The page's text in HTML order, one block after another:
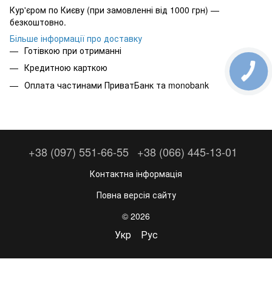
Кур'єром по Києву (при замовленні від 1000 грн) —
безкоштовно.
Більше інформації про доставку
Готівкою при отриманні
Кредитною карткою
Оплата частинами ПриватБанк та monobank
+38 (097) 551-66-55 +38 (066) 445-13-01
Контактна інформація
Повна версія сайту
© 2026
Укр Рус